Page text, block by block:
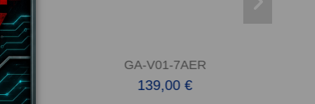
GA-V01-7AER
139,00 €